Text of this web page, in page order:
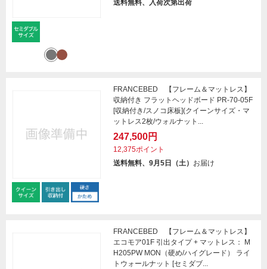
送料無料、入荷次第出荷
FRANCEBED 【フレーム＆マットレス】
収納付き フラットヘッドボード PR-70-05F
[収納付き/スノコ床板](クイーンサイズ・マ
ットレス2枚/ウォルナット...
247,500円
12,375ポイント
送料無料、9月5日（土） お届け
FRANCEBED 【フレーム＆マットレス】
エコモア01F 引出タイプ + マットレス： M
H205PW MON（硬め/ハイグレード） ライ
トウォールナット [セミダブ...